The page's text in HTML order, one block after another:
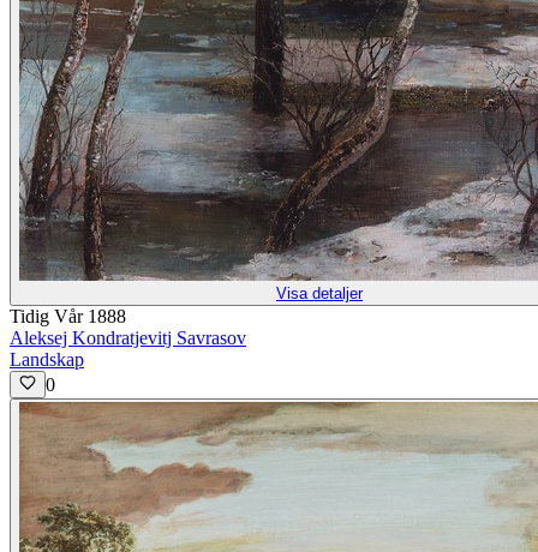
Visa detaljer
Tidig Vår 1888
Aleksej Kondratjevitj Savrasov
Landskap
0